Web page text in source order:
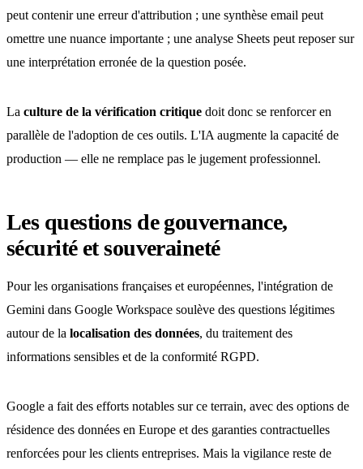
peut contenir une erreur d'attribution ; une synthèse email peut
omettre une nuance importante ; une analyse Sheets peut reposer sur
une interprétation erronée de la question posée.
La culture de la vérification critique doit donc se renforcer en
parallèle de l'adoption de ces outils. L'IA augmente la capacité de
production — elle ne remplace pas le jugement professionnel.
Les questions de gouvernance,
sécurité et souveraineté
Pour les organisations françaises et européennes, l'intégration de
Gemini dans Google Workspace soulève des questions légitimes
autour de la localisation des données, du traitement des
informations sensibles et de la conformité RGPD.
Google a fait des efforts notables sur ce terrain, avec des options de
résidence des données en Europe et des garanties contractuelles
renforcées pour les clients entreprises. Mais la vigilance reste de